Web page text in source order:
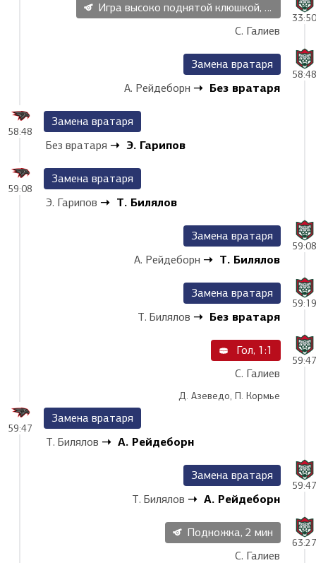
33:50
Игра высоко поднятой клюшкой, 2 мин
С. Галиев
58:48
Замена вратаря
А. Рейдеборн
Без вратаря
58:48
Замена вратаря
Без вратаря
Э. Гарипов
59:08
Замена вратаря
Э. Гарипов
Т. Билялов
59:08
Замена вратаря
А. Рейдеборн
Т. Билялов
59:19
Замена вратаря
Т. Билялов
Без вратаря
59:47
Гол, 1:1
С. Галиев
Д. Азеведо, П. Кормье
59:47
Замена вратаря
Т. Билялов
А. Рейдеборн
59:47
Замена вратаря
Т. Билялов
А. Рейдеборн
63:27
Подножка, 2 мин
С. Галиев